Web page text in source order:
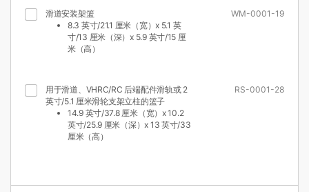
滑道安装架篮
8.3 英寸/21.1 厘米（宽）x 5.1 英
寸/13 厘米（深）x 5.9 英寸/15 厘
米（高）
WM-0001-19
用于滑道、VHRC/RC 后端配件滑轨或 2
英寸/5.1 厘米滑轮支架立柱的篮子
14.9 英寸/37.8 厘米（宽）x 10.2
英寸/25.9 厘米（深）x 13 英寸/33
厘米（高）
RS-0001-28